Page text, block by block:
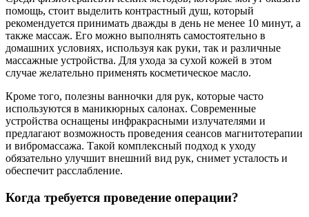
помощь, стоит выделить контрастный душ, который
рекомендуется принимать дважды в день не менее 10 минут, а
также массаж. Его можно выполнять самостоятельно в
домашних условиях, используя как руки, так и различные
массажные устройства. Для ухода за сухой кожей в этом
случае желательно применять косметическое масло.
Кроме того, полезны ванночки для рук, которые часто
используются в маникюрных салонах. Современные
устройства оснащены инфракрасными излучателями и
предлагают возможность проведения сеансов магнитотерапии
и вибромассажа. Такой комплексный подход к уходу
обязательно улучшит внешний вид рук, снимет усталость и
обеспечит расслабление.
Когда требуется проведение операции?